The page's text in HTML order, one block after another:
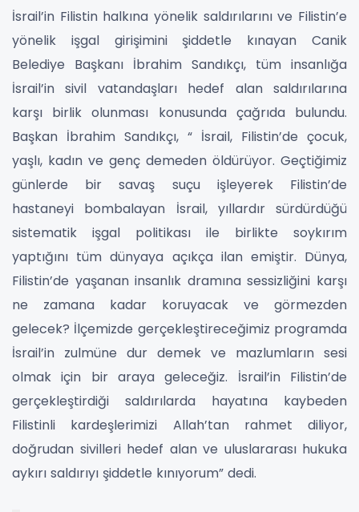
İsrail’in Filistin halkına yönelik saldırılarını ve Filistin’e
yönelik işgal girişimini şiddetle kınayan Canik
Belediye Başkanı İbrahim Sandıkçı, tüm insanlığa
İsrail’in sivil vatandaşları hedef alan saldırılarına
karşı birlik olunması konusunda çağrıda bulundu.
Başkan İbrahim Sandıkçı, “ İsrail, Filistin’de çocuk,
yaşlı, kadın ve genç demeden öldürüyor. Geçtiğimiz
günlerde bir savaş suçu işleyerek Filistin’de
hastaneyi bombalayan İsrail, yıllardır sürdürdüğü
sistematik işgal politikası ile birlikte soykırım
yaptığını tüm dünyaya açıkça ilan emiştir. Dünya,
Filistin’de yaşanan insanlık dramına sessizliğini karşı
ne zamana kadar koruyacak ve görmezden
gelecek? İlçemizde gerçekleştireceğimiz programda
İsrail’in zulmüne dur demek ve mazlumların sesi
olmak için bir araya geleceğiz. İsrail’in Filistin’de
gerçekleştirdiği saldırılarda hayatına kaybeden
Filistinli kardeşlerimizi Allah’tan rahmet diliyor,
doğrudan sivilleri hedef alan ve uluslararası hukuka
aykırı saldırıyı şiddetle kınıyorum” dedi.